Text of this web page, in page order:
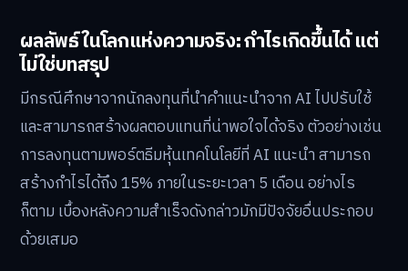
ผลลัพธ์ในโลกแห่งความจริง: กำไรเกิดขึ้นได้ แต่
ไม่ใช่บทสรุป
มีกรณีศึกษาจากนักลงทุนที่นำคำแนะนำจาก AI ไปปรับใช้
และสามารถสร้างผลตอบแทนที่น่าพอใจได้จริง ตัวอย่างเช่น
การลงทุนตามพอร์ตธีมหุ้นเทคโนโลยีที่ AI แนะนำ สามารถ
สร้างกำไรได้ถึง 15% ภายในระยะเวลา 5 เดือน อย่างไร
ก็ตาม เบื้องหลังความสำเร็จดังกล่าวมักมีปัจจัยอื่นประกอบ
ด้วยเสมอ